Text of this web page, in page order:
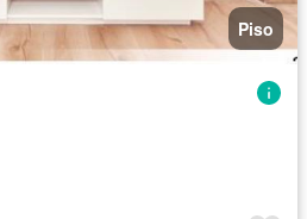
Piso